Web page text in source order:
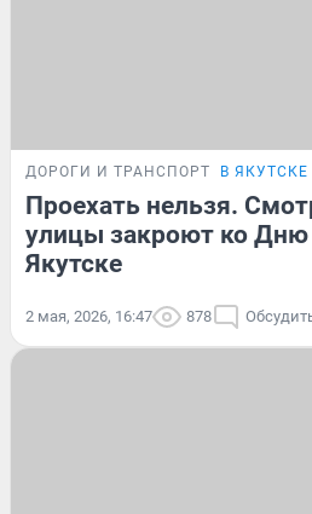
ДОРОГИ И ТРАНСПОРТ В ЯКУТСКЕ
Проехать нельзя.
улицы закроют ко
Якутске
2 мая, 2026, 16:47 878